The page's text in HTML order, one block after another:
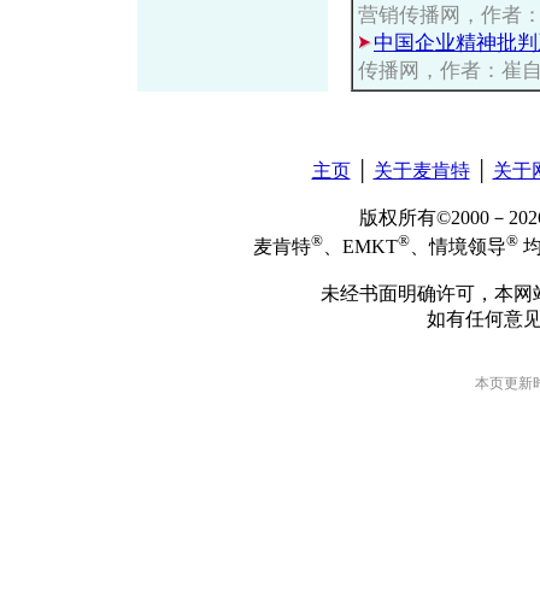
营销传播网，作者
中国企业精神批
传播网，作者：崔
主页│ 关于麦肯特│ 关于
版权所有©2000－
麦肯特® 、EMKT® 、情境领导®
未经书面明确许可，本
如有任何意
本页更新